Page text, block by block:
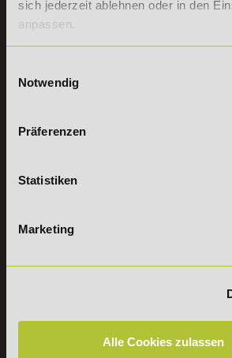
sich jederzeit ablehnen oder in den
anpassen.
Notwendig
Präferenzen
Statistiken
Marketing
Alle Cookies zulassen
Fax:+49 (0) 7191 - 22 986 - 99
Freitag: 8:00 - 17:00 Uhr
Vertrag
DeLSt
PreisFAIRsprechen
Rechnungswesen
Künstliche
Intelligenz
Marketing und